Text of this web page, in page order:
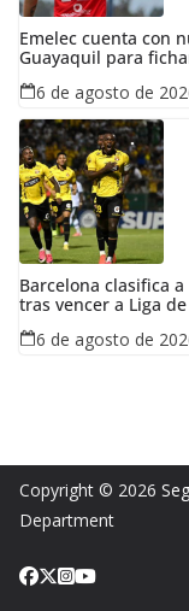
Emelec cuenta con
Guayaquil para
6 de agosto de
Barcelona clasifica
tras vencer a Liga
6 de agosto de
Copyright © 2026
Department